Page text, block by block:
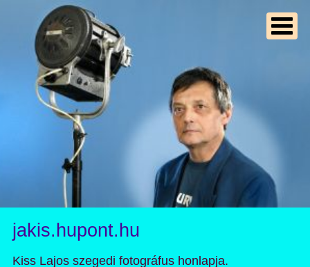
jakis.hupont.hu
Kiss Lajos szegedi fotográfus honlapja.